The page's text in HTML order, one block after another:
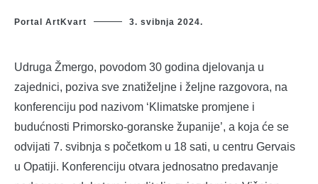
Portal ArtKvart 3. svibnja 2024.
Udruga Žmergo, povodom 30 godina djelovanja u
zajednici, poziva sve znatiželjne i željne razgovora, na
konferenciju pod nazivom ‘Klimatske promjene i
budućnosti Primorsko-goranske županije’, a koja će se
odvijati 7. svibnja s početkom u 18 sati, u centru Gervais
u Opatiji. Konferenciju otvara jednosatno predavanje